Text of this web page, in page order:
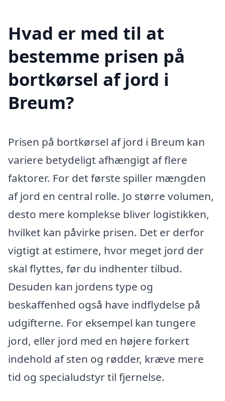
Hvad er med til at
bestemme prisen på
bortkørsel af jord i
Breum?
Prisen på bortkørsel af jord i Breum kan
variere betydeligt afhængigt af flere
faktorer. For det første spiller mængden
af jord en central rolle. Jo større volumen,
desto mere komplekse bliver logistikken,
hvilket kan påvirke prisen. Det er derfor
vigtigt at estimere, hvor meget jord der
skal flyttes, før du indhenter tilbud.
Desuden kan jordens type og
beskaffenhed også have indflydelse på
udgifterne. For eksempel kan tungere
jord, eller jord med en højere forkert
indehold af sten og rødder, kræve mere
tid og specialudstyr til fjernelse.